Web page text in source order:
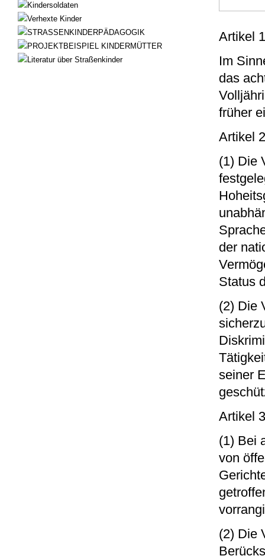
Kindersoldaten
Verhexte Kinder
STRASSENKINDERPÄDAGOGIK
PROJEKTBEISPIEL KINDERMÜTTER
Literatur über Straßenkinder
Artikel
Im
das
früher
Artikel
(1) Die
der
Status
(2) Die
seiner
Artikel
(1) Bei
von
(2) Die